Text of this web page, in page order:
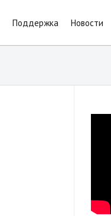
Поддержка Новости